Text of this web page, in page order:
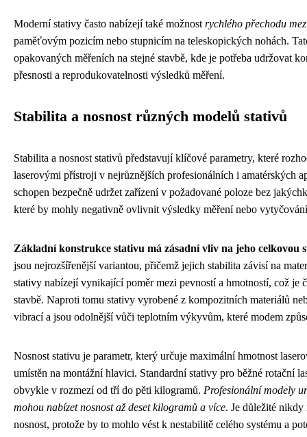
Moderní stativy často nabízejí také možnost rychlého přechodu
paměťovým pozicím nebo stupnicím na teleskopických nohách.
opakovaných měřeních na stejné stavbě, kde je potřeba udržovat
přesnosti a reprodukovatelnosti výsledků měření.
Stabilita a nosnost různých modelů stativů
Stabilita a nosnost stativů představují klíčové parametry, které
laserovými přístroji v nejrůznějších profesionálních i amatérských
schopen bezpečně udržet zařízení v požadované poloze bez
které by mohly negativně ovlivnit výsledky měření nebo
Základní konstrukce stativu má zásadní vliv na jeho celkovou
jsou nejrozšířenější variantou, přičemž jejich stabilita závisí na
stativy nabízejí vynikající poměr mezi pevností a hmotností, což je
stavbě. Naproti tomu stativy vyrobené z kompozitních materiálů
vibrací a jsou odolnější vůči teplotním výkyvům, které modem
Nosnost stativu je parametr, který určuje maximální hmotnost
umístěn na montážní hlavici. Standardní stativy pro běžné rotační
obvykle v rozmezí od tří do pěti kilogramů. Profesionální modely
mohou nabízet nosnost až deset kilogramů a více. Je důležité
nosnost, protože by to mohlo vést k nestabilitě celého systému a